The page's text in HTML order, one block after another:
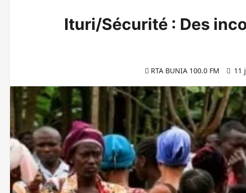
Ituri/Sécurité : Des
RTA BUNIA 100.0 FM 11